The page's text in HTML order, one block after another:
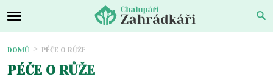
DOMŮ PÉČE O RŮŽE
PÉČE O RŮŽE